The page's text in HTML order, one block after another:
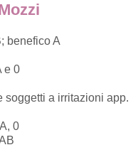
benefico A
e 0
soggetti a irritazioni app.
0